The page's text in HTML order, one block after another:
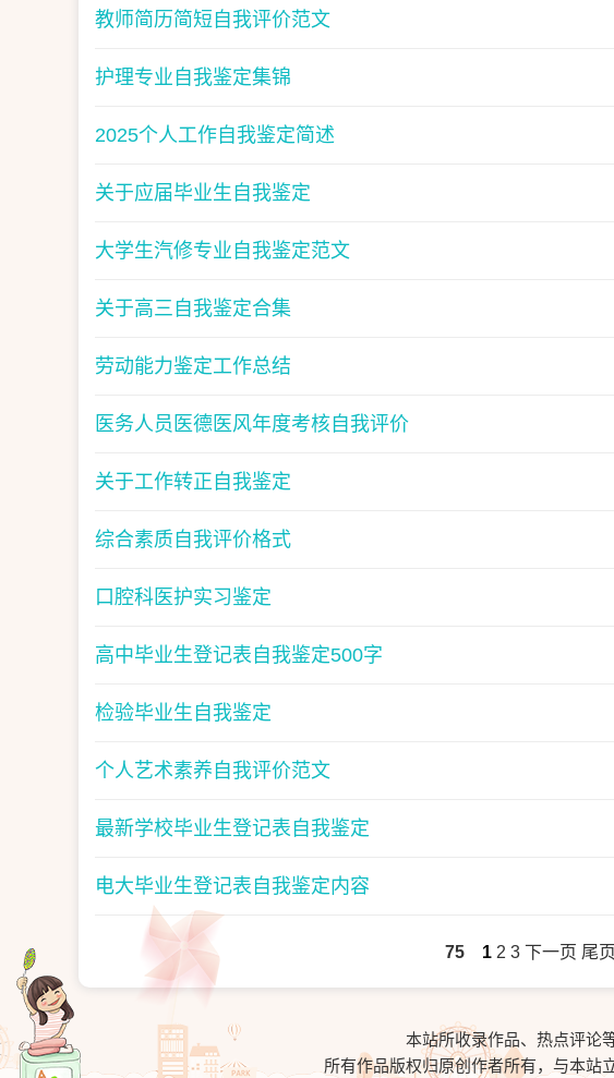
教师简历简短自我评价范文
护理专业自我鉴定集锦
2025个人工作自我鉴定简述
关于应届毕业生自我鉴定
大学生汽修专业自我鉴定范文
关于高三自我鉴定合集
劳动能力鉴定工作总结
医务人员医德医风年度考核自我评价
关于工作转正自我鉴定
综合素质自我评价格式
口腔科医护实习鉴定
高中毕业生登记表自我鉴定500字
检验毕业生自我鉴定
个人艺术素养自我评价范文
最新学校毕业生登记表自我鉴定
电大毕业生登记表自我鉴定内容
75 1 2 3 下一页 尾页
本站所收录作品、热点评论
所有作品版权归原创作者所有，与本站